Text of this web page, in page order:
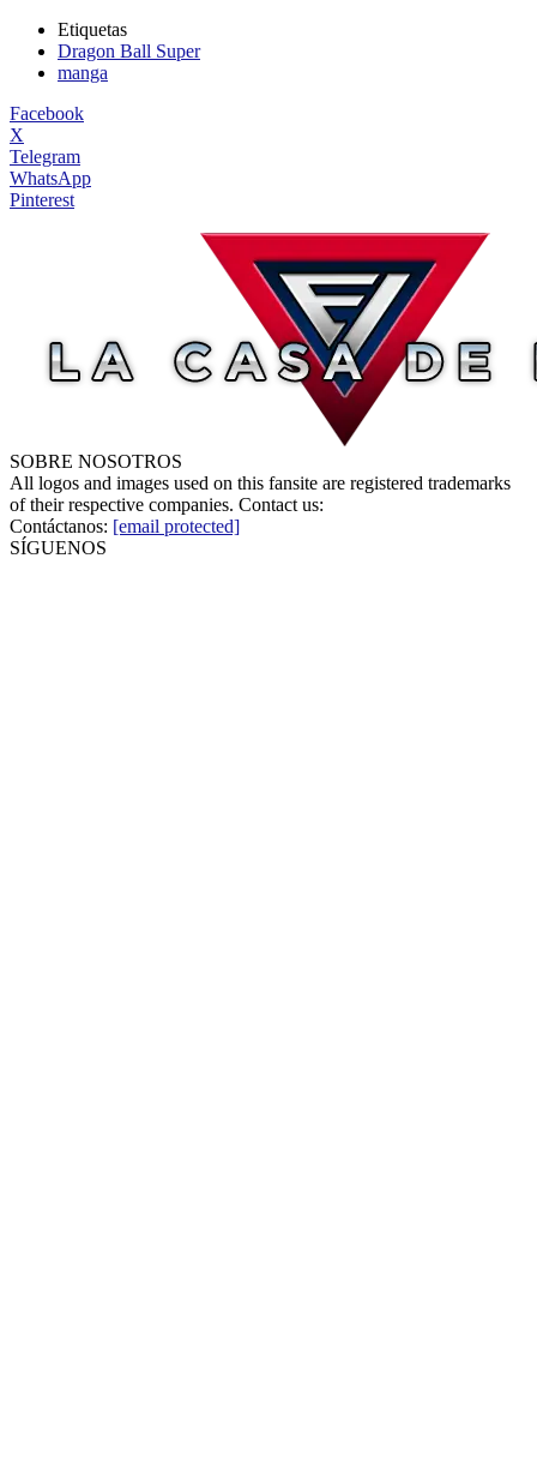
Etiquetas
Dragon Ball Super
manga
Facebook
X
Telegram
WhatsApp
Pinterest
SOBRE NOSOTROS
All logos and images used on this fansite are registered trademarks
of their respective companies. Contact us:
Contáctanos: [email protected]
SÍGUENOS